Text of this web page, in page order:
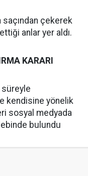
saçından çekerek
anlar yer aldı.
KARARI
süreyle
kendisine yönelik
sosyal medyada
bulundu